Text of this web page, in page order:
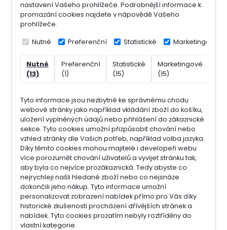
nastavení Vašeho prohlížeče. Podrobnější informace k
promazání cookies najdete v nápovědě Vašeho
prohlížeče.
Nutné Preferenční Statistické Marketingové
Nutné
(13)
Preferenční
(1)
Statistické
(15)
Marketingové
(15)
Tyto informace jsou nezbytné ke správnému chodu
webové stránky jako například vkládání zboží do košíku,
uložení vyplněných údajů nebo přihlášení do zákaznické
sekce. Tyto cookies umožní přizpůsobit chování nebo
vzhled stránky dle Vašich potřeb, například volba jazyka.
Díky těmto cookies mohou majitelé i developeři webu
více porozumět chování uživatelů a vyvijet stránku tak,
aby byla co nejvíce prozákaznická. Tedy abyste co
nejrychleji našli hledané zboží nebo co nejsnáze
dokončili jeho nákup. Tyto informace umožní
personalizovat zobrazení nabídek přímo pro Vás díky
historické zkušenosti procházení dřívějších stránek a
nabídek. Tyto cookies prozatím nebyly roztříděny do
vlastní kategorie.